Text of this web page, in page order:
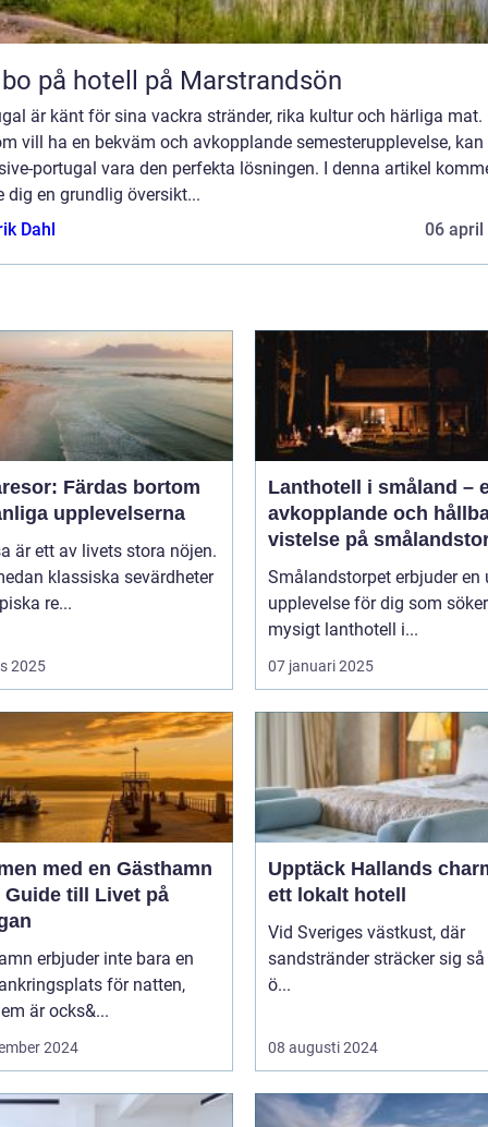
på hotell på Marstrandsön
är känt för sina vackra stränder, rika kultur och härliga mat.
vill ha en bekväm och avkopplande semesterupplevelse, kan
portugal vara den perfekta lösningen. I denna artikel
dig en grundlig översikt...
Dahl
06 april
Färdas bortom
upplevelserna
är ett av livets stora nöjen.
klassiska sevärdheter
re...
2025
Lanthotell i småland –
avkopplande och
vistelse på
Smålandstorpet erbjuder en
upplevelse för dig som
mysigt lanthotell i...
07 januari 2025
med en Gästhamn
Guide till Livet på
erbjuder inte bara en
för natten,
är ocks&...
2024
Upptäck Hallands
ett lokalt hotell
Vid Sveriges västkust, där
sandstränder sträcker sig
ö...
08 augusti 2024